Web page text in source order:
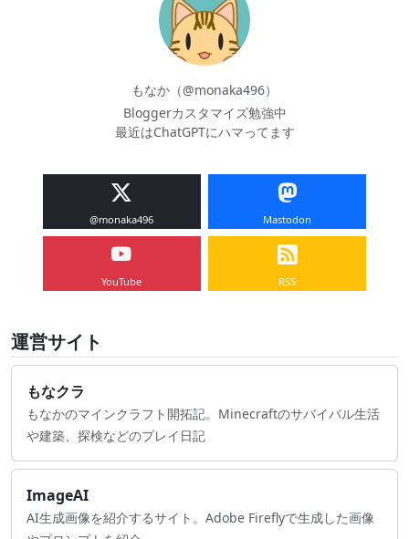
もなか（@monaka496）
Bloggerカスタマイズ勉強中
最近はChatGPTにハマってます
@monaka496 Mastodon
YouTube RSS
運営サイト
もなクラ
もなかのマインクラフト開拓記。Minecraftのサバイバル生活
や建築、探検などのプレイ日記
ImageAI
AI生成画像を紹介するサイト。Adobe Fireflyで生成した画像